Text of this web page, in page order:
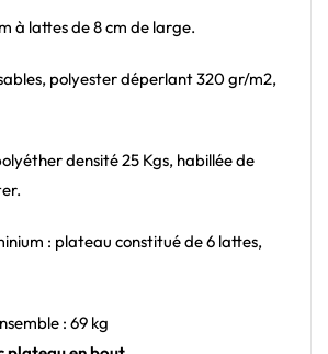
à lattes de 8 cm de large.
polyester déperlant 320 gr/m2,
densité 25 Kgs, habillée de
: plateau constitué de 6 lattes,
: 69 kg